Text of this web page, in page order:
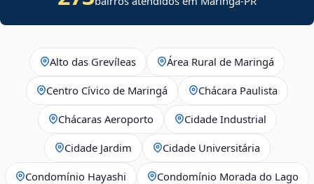
Alto das Grevíleas Área Rural de Maringá
Centro Cívico de Maringá Chácara Paulista
Chácaras Aeroporto Cidade Industrial
Cidade Jardim Cidade Universitária
Condomínio Hayashi Condomínio Morada do Lago